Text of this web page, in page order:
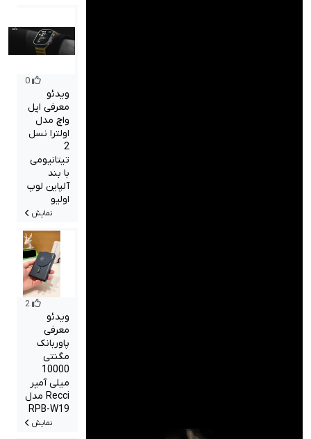
0
ویدئو
معرفی اپل
واچ مدل
اولترا نسل
تیتانیومی
با بند
آلپاین لوپ
اولیو
نمایش
2
ویدئو
معرفی
پاوربانک
مگنتی
10000
میلی آمپر
Recci مدل
RPB-W19
نمایش